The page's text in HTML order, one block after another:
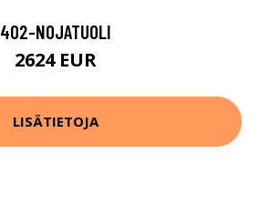
402-NOJATUOLI
2624 EUR
LISÄTIETOJA